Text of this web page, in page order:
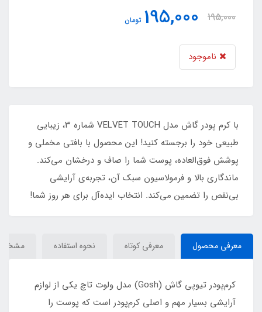
195,000
195,000 تومان
ناموجود
با کرم پودر گاش مدل VELVET TOUCH شماره ۳، زیبایی
طبیعی خود را برجسته کنید! این محصول با بافتی مخملی و
پوشش فوق‌العاده، پوست شما را صاف و درخشان می‌کند.
ماندگاری بالا و فرمولاسیون سبک آن، تجربه‌ی آرایشی
بی‌نقص را تضمین می‌کند. انتخاب ایده‌آل برای هر روز شما!
معرفی محصول معرفی کوتاه نحوه استفاده
کرم‌پودر تیوپی گاش (Gosh) مدل ولوت تاچ یکی از لوازم
آرایشی بسیار مهم و اصلی کرم‌پودر است که پوست را